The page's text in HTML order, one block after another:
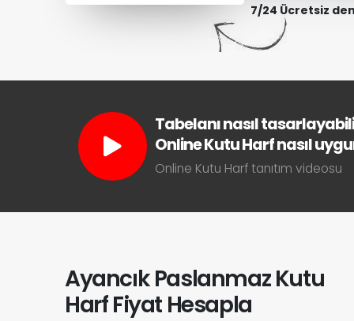
7/24 Ücretsiz
Tabelanı nasıl
Online Kutu Harf nasıl
Online Kutu Harf tanıtım videosu
Ayancık Paslanmaz Kutu
Harf Fiyat Hesapla